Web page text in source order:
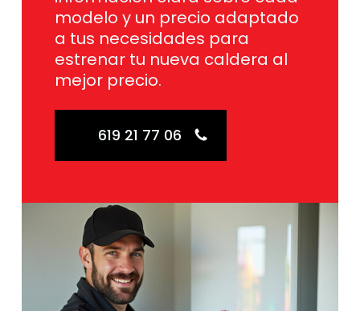
modelo y un precio adaptado
a tus necesidades para
estrenar tu nueva caldera al
mejor precio.
619 21 77 06